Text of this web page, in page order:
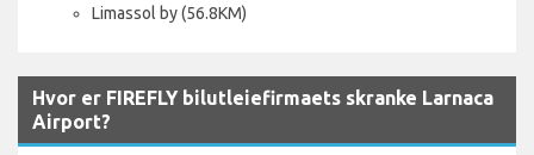
Limassol by (56.8KM)
Hvor er FIREFLY bilutleiefirmaets skranke Larnaca
Airport?